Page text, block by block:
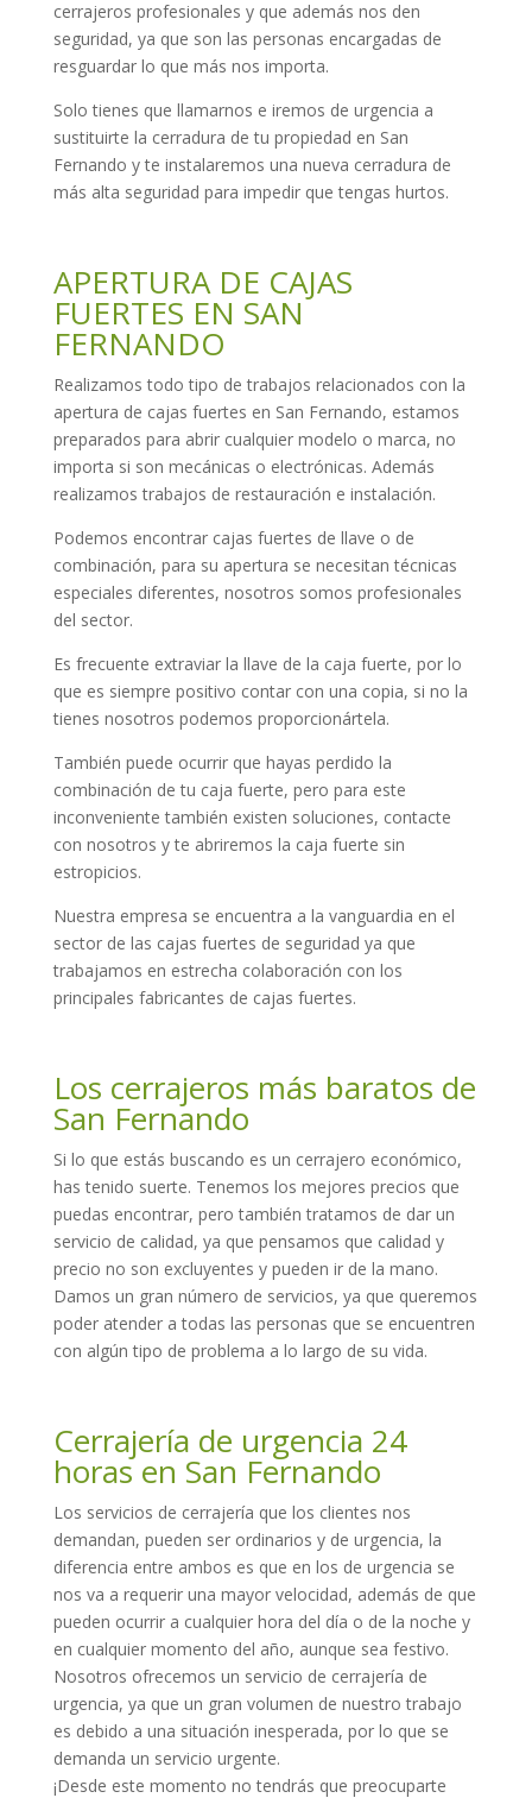
cerrajeros profesionales y que además nos den
seguridad, ya que son las personas encargadas de
resguardar lo que más nos importa.
Solo tienes que llamarnos e iremos de urgencia a
sustituirte la cerradura de tu propiedad en San
Fernando y te instalaremos una nueva cerradura de
más alta seguridad para impedir que tengas hurtos.
APERTURA DE CAJAS
FUERTES EN SAN
FERNANDO
Realizamos todo tipo de trabajos relacionados con la
apertura de cajas fuertes en San Fernando, estamos
preparados para abrir cualquier modelo o marca, no
importa si son mecánicas o electrónicas. Además
realizamos trabajos de restauración e instalación.
Podemos encontrar cajas fuertes de llave o de
combinación, para su apertura se necesitan técnicas
especiales diferentes, nosotros somos profesionales
del sector.
Es frecuente extraviar la llave de la caja fuerte, por lo
que es siempre positivo contar con una copia, si no la
tienes nosotros podemos proporcionártela.
También puede ocurrir que hayas perdido la
combinación de tu caja fuerte, pero para este
inconveniente también existen soluciones, contacte
con nosotros y te abriremos la caja fuerte sin
estropicios.
Nuestra empresa se encuentra a la vanguardia en el
sector de las cajas fuertes de seguridad ya que
trabajamos en estrecha colaboración con los
principales fabricantes de cajas fuertes.
Los cerrajeros más baratos de
San Fernando
Si lo que estás buscando es un cerrajero económico,
has tenido suerte. Tenemos los mejores precios que
puedas encontrar, pero también tratamos de dar un
servicio de calidad, ya que pensamos que calidad y
precio no son excluyentes y pueden ir de la mano.
Damos un gran número de servicios, ya que queremos
poder atender a todas las personas que se encuentren
con algún tipo de problema a lo largo de su vida.
Cerrajería de urgencia 24
horas en San Fernando
Los servicios de cerrajería que los clientes nos
demandan, pueden ser ordinarios y de urgencia, la
diferencia entre ambos es que en los de urgencia se
nos va a requerir una mayor velocidad, además de que
pueden ocurrir a cualquier hora del día o de la noche y
en cualquier momento del año, aunque sea festivo.
Nosotros ofrecemos un servicio de cerrajería de
urgencia, ya que un gran volumen de nuestro trabajo
es debido a una situación inesperada, por lo que se
demanda un servicio urgente.
¡Desde este momento no tendrás que preocuparte